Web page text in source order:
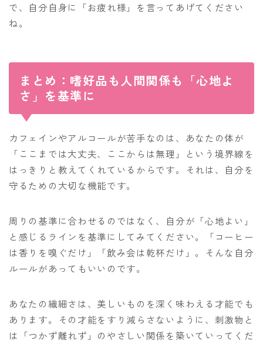
で、自分自身に「お疲れ様」を言ってあげてください
ね。
まとめ：嗜好品も人間関係も「心地よ
さ」を基準に
カフェインやアルコールが苦手なのは、あなたの体が
「ここまでは大丈夫、ここからは無理」という境界線を
はっきりと教えてくれているからです。それは、自分を
守るための大切な機能です。
周りの基準に合わせるのではなく、自分が「心地よい」
と感じるラインを基準にしてみてください。「コーヒー
は香りを嗅ぐだけ」「飲み会は乾杯だけ」。そんな自分
ルールがあってもいいのです。
あなたの繊細さは、美しいものを深く味わえる才能でも
あります。その才能をすり減らさないように、刺激物と
は「つかず離れず」のやさしい関係を築いていってくだ